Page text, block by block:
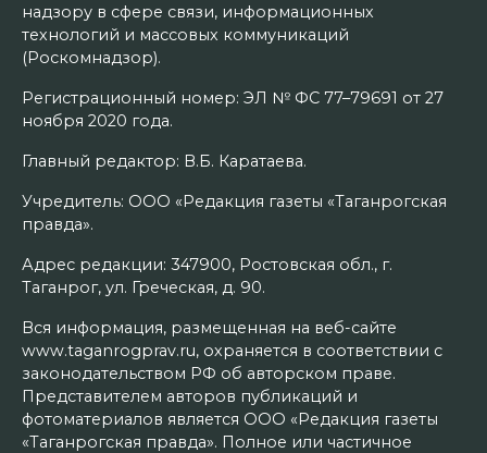
надзору в сфере связи, информационных
технологий и массовых коммуникаций
(Роскомнадзор).
Регистрационный номер: ЭЛ № ФС 77–79691 от 27
ноября 2020 года.
Главный редактор: В.Б. Каратаева.
Учредитель: ООО «Редакция газеты «Таганрогская
правда».
Адрес редакции: 347900, Ростовская обл., г.
Таганрог, ул. Греческая, д. 90.
Вся информация, размещенная на веб-сайте
www.taganrogprav.ru, охраняется в соответствии с
законодательством РФ об авторском праве.
Представителем авторов публикаций и
фотоматериалов является ООО «Редакция газеты
«Таганрогская правда». Полное или частичное